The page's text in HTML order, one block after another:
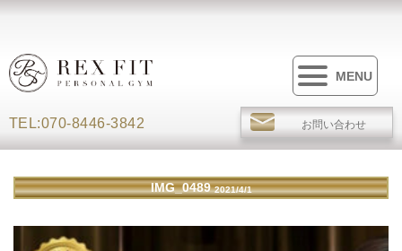
MENU
TEL:070-8446-3842 お問い合わせ
IMG_04892021/4/1